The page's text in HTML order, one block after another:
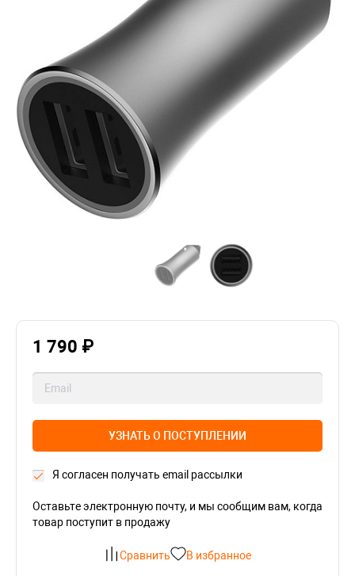
1 790 ₽
УЗНАТЬ О ПОСТУПЛЕНИИ
Я согласен получать email рассылки
Оставьте электронную почту, и мы сообщим вам, когда
товар поступит в продажу
Сравнить В избранное